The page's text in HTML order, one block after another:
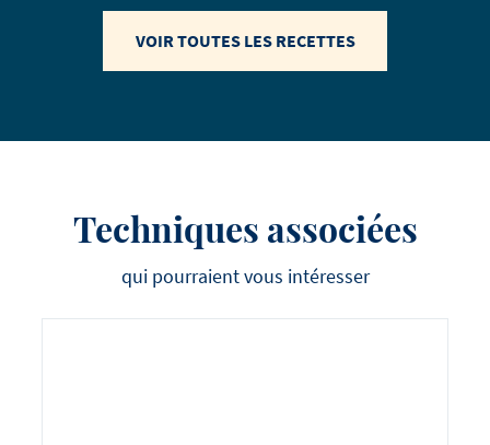
VOIR TOUTES LES RECETTES
Techniques associées
qui pourraient vous intéresser